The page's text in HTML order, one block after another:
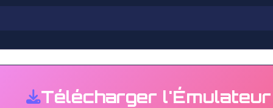
Télécharger l'Émulateur